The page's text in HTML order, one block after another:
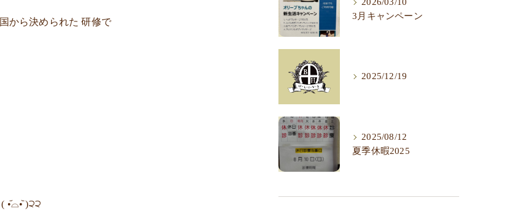
から決められた 研修で
•᷄⌓•᷅ )੨੨
3月キャンペーン
2025/12/19
2025/08/12
夏季休暇2025